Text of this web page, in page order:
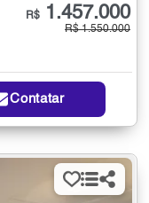
R$ 1.457.000
R$ 1.550.000
Contatar